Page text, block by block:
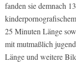
fanden sie demnach
25 Minuten Länge
mit mutmaßlich
Länge und weitere